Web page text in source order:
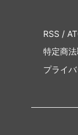
RSS /
特定商
プライ